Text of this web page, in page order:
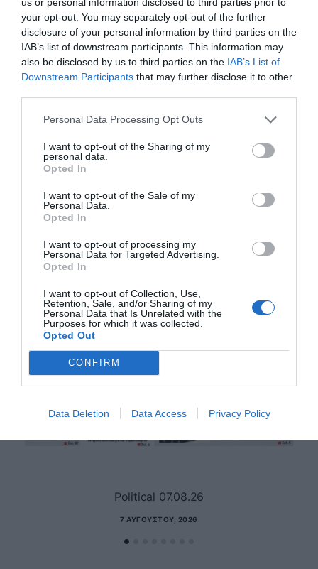
your opt-out. You may separately opt-out of the further
disclosure of your personal information by third parties on the
IAB’s list of downstream participants. This information may
also be disclosed by us to third parties on the IAB’s List of
Downstream Participants that may further disclose it to other
Personal Data Processing Opt Outs
I want to opt-out of the Sharing of my
personal data.
Opted In
I want to opt-out of the Sale of my
Personal Data.
Opted In
I want to opt-out of processing my
Personal Data for Targeted Advertising.
Opted In
I want to opt-out of Collection, Use,
Retention, Sale, and/or Sharing of my
Personal Data that Is Unrelated with the
Purposes for which it was collected.
Opted Out
CONFIRM
Data Deletion Data Access Privacy Policy
ΔΕΊΤΕ ΕΠΊΣΗΣ...
Political 07.08.26
7 ΑΥΓΟΎΣΤΟΥ, 2026